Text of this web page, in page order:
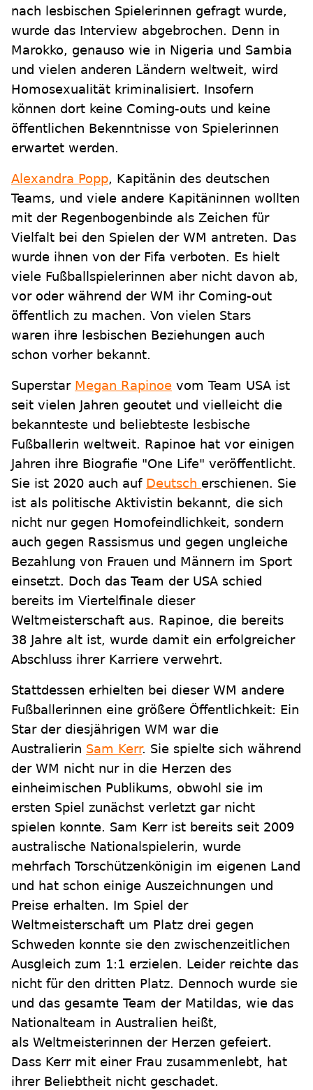
nach lesbischen Spielerinnen gefragt wurde,
wurde das Interview abgebrochen. Denn in
Marokko, genauso wie in Nigeria und Sambia
und vielen anderen Ländern weltweit, wird
Homosexualität kriminalisiert. Insofern
können dort keine Coming-outs und keine
öffentlichen Bekenntnisse von Spielerinnen
erwartet werden.
Alexandra Popp, Kapitänin des deutschen
Teams, und viele andere Kapitäninnen wollten
mit der Regenbogenbinde als Zeichen für
Vielfalt bei den Spielen der WM antreten. Das
wurde ihnen von der Fifa verboten. Es hielt
viele Fußballspielerinnen aber nicht davon ab,
vor oder während der WM ihr Coming-out
öffentlich zu machen. Von vielen Stars
waren ihre lesbischen Beziehungen auch
schon vorher bekannt.
Superstar Megan Rapinoe vom Team USA ist
seit vielen Jahren geoutet und vielleicht die
bekannteste und beliebteste lesbische
Fußballerin weltweit. Rapinoe hat vor einigen
Jahren ihre Biografie "One Life" veröffentlicht.
Sie ist 2020 auch auf Deutsch erschienen. Sie
ist als politische Aktivistin bekannt, die sich
nicht nur gegen Homofeindlichkeit, sondern
auch gegen Rassismus und gegen ungleiche
Bezahlung von Frauen und Männern im Sport
einsetzt. Doch das Team der USA schied
bereits im Viertelfinale dieser
Weltmeisterschaft aus. Rapinoe, die bereits
38 Jahre alt ist, wurde damit ein erfolgreicher
Abschluss ihrer Karriere verwehrt.
Stattdessen erhielten bei dieser WM andere
Fußballerinnen eine größere Öffentlichkeit: Ein
Star der diesjährigen WM war die
Australierin Sam Kerr. Sie spielte sich während
der WM nicht nur in die Herzen des
einheimischen Publikums, obwohl sie im
ersten Spiel zunächst verletzt gar nicht
spielen konnte. Sam Kerr ist bereits seit 2009
australische Nationalspielerin, wurde
mehrfach Torschützenkönigin im eigenen Land
und hat schon einige Auszeichnungen und
Preise erhalten. Im Spiel der
Weltmeisterschaft um Platz drei gegen
Schweden konnte sie den zwischenzeitlichen
Ausgleich zum 1:1 erzielen. Leider reichte das
nicht für den dritten Platz. Dennoch wurde sie
und das gesamte Team der Matildas, wie das
Nationalteam in Australien heißt,
als Weltmeisterinnen der Herzen gefeiert.
Dass Kerr mit einer Frau zusammenlebt, hat
ihrer Beliebtheit nicht geschadet.